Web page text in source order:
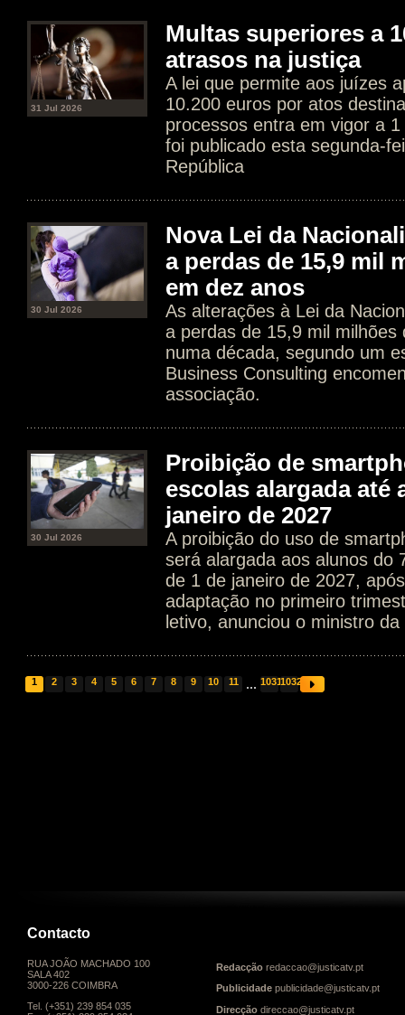
31 Jul 2026
Multas superiores a
atrasos na justiça
A lei que permite aos juízes
10.200 euros por atos
processos entra em vigor a
foi publicado esta segunda-
República
30 Jul 2026
Nova Lei da
a perdas de 15,9 mil
em dez anos
As alterações à Lei da
a perdas de 15,9 mil milhões
numa década, segundo um
Business Consulting
associação.
30 Jul 2026
Proibição de
escolas alargada até
janeiro de 2027
A proibição do uso de
será alargada aos alunos do
de 1 de janeiro de 2027,
adaptação no primeiro
letivo, anunciou o ministro
1 2 3 4 5 6 7 8 9 10 11 ... 10311032
Contacto
RUA JOÃO MACHADO 100
SALA 402
3000-226 COIMBRA
Tel. (+351) 239 854 035
Redacção redaccao@justicatv.pt
Publicidade publicidade@justicatv.pt
Direcção direccao@justicatv.pt